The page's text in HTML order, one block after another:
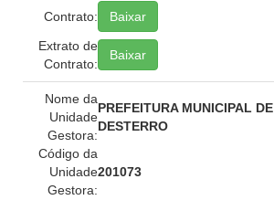
Contrato:
Baixar
Extrato de
Contrato:
Baixar
Nome da
Unidade
Gestora:
PREFEITURA MUNICIPAL DE
DESTERRO
Código da
Unidade
Gestora:
201073